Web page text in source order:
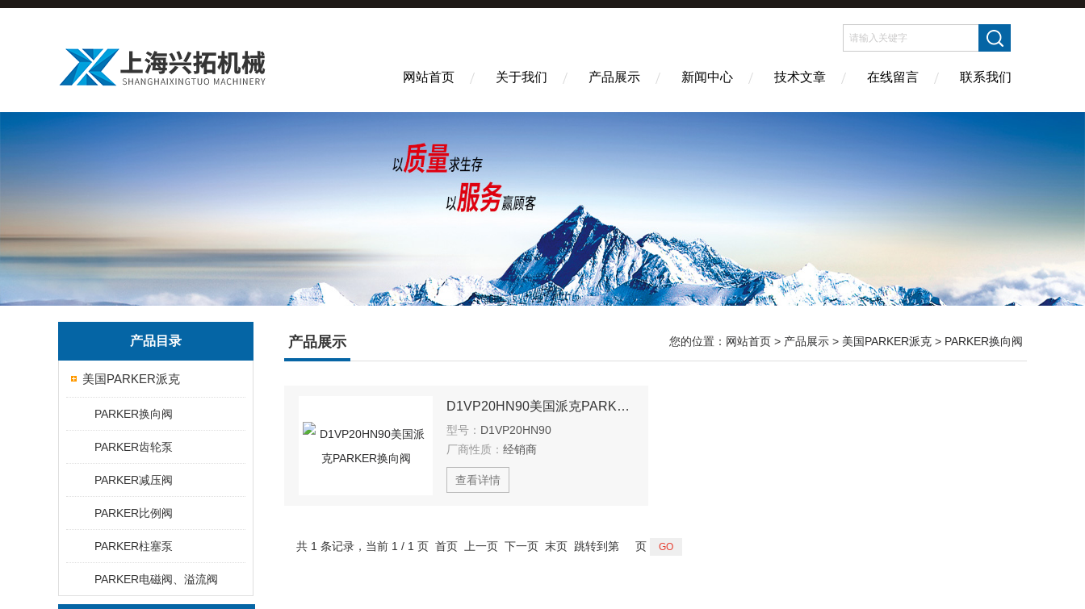
网站首页 关于我们 产品展示 新闻中心 技术文章 在线留言 联系我们
产品目录
美国PARKER派克
PARKER换向阀
PARKER齿轮泵
PARKER减压阀
PARKER比例阀
PARKER柱塞泵
PARKER电磁阀、溢流阀
产品展示 您的位置： 网站首页 > 产品展示 > 美国PARKER派克 > PARKER换向阀
D1VP20HN90美国派克PARKER换向阀
型号： D1VP20HN90
厂商性质： 经销商
查看详情
共 1 条记录，当前 1 / 1 页 首页 上一页 下一页 末页 跳转到第 页